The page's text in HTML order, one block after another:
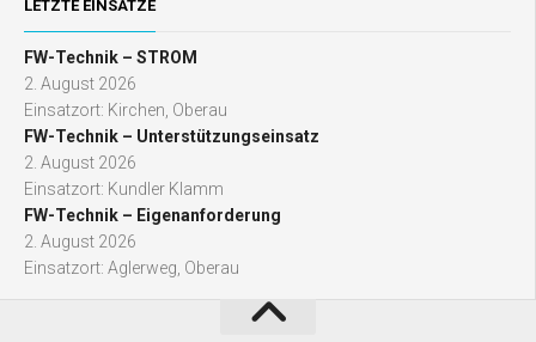
LETZTE EINSÄTZE
FW-Technik – STROM
2. August 2026
Einsatzort: Kirchen, Oberau
FW-Technik – Unterstützungseinsatz
2. August 2026
Einsatzort: Kundler Klamm
FW-Technik – Eigenanforderung
2. August 2026
Einsatzort: Aglerweg, Oberau